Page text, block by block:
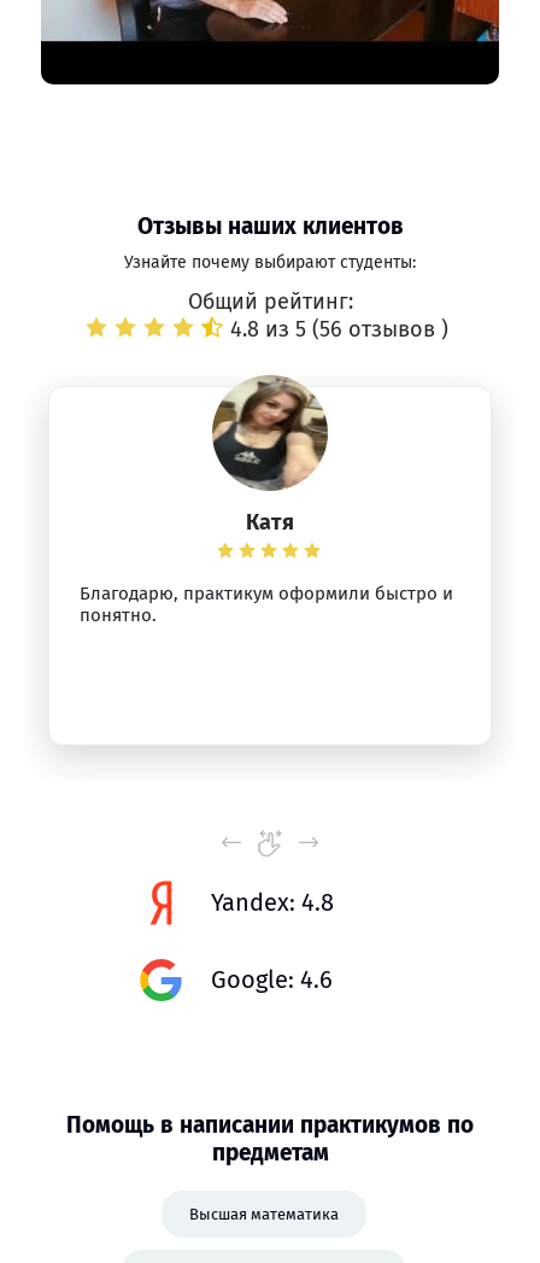
Отзывы наших клиентов
Узнайте почему выбирают студенты:
Общий рейтинг:
4.8 из 5 (56 отзывов )
Катя
Благодарю, практикум оформили быстро и
понятно.
Yandex: 4.8
Google: 4.6
Помощь в написании практикумов по
предметам
Высшая математика